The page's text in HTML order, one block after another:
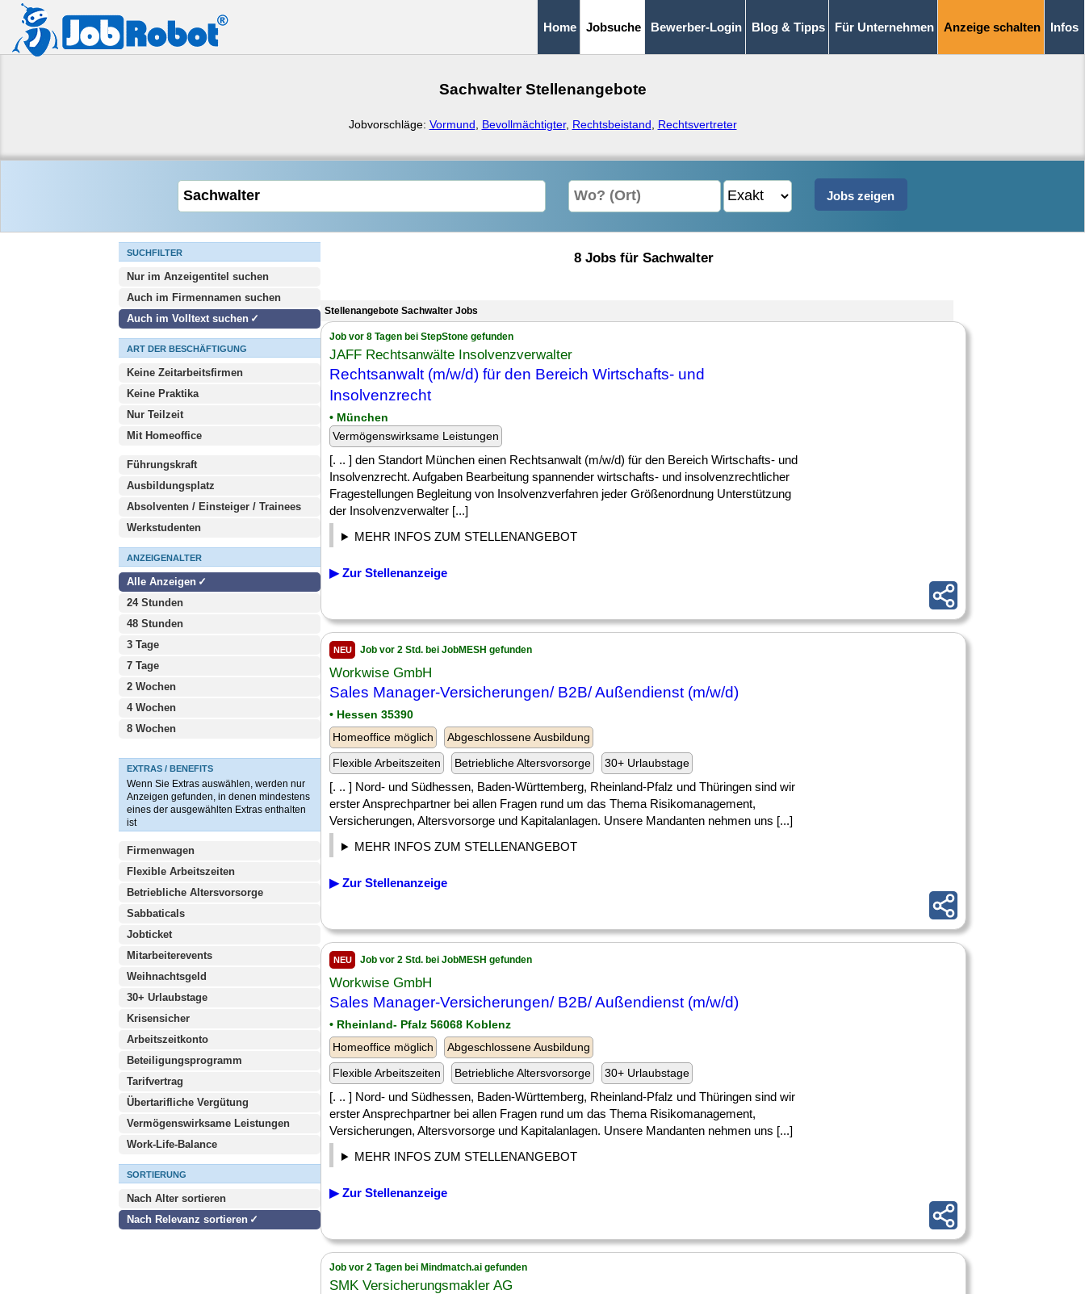
Home Jobsuche Bewerber-Login Blog & Tipps Für Unternehmen Anzeige schalten Infos
Sachwalter Stellenangebote
Jobvorschläge: Vormund Bevollmächtigter, Rechtsbeistand Rechtsvertreter
SUCHFILTER
Nur im Anzeigentitel suchen
Auch im Firmennamen suchen
Auch im Volltext suchen
ART DER BESCHÄFTIGUNG
Keine Zeitarbeitsfirmen
Keine Praktika
Nur Teilzeit
Mit Homeoffice
Führungskraft
Ausbildungsplatz
Absolventen / Einsteiger / Trainees
Werkstudenten
ANZEIGENALTER
Alle Anzeigen
24 Stunden
48 Stunden
3 Tage
7 Tage
2 Wochen
4 Wochen
8 Wochen
EXTRAS / BENEFITS
Wenn Sie Extras auswählen, werden nur
Anzeigen gefunden, in denen mindestens
eines der ausgewählten Extras enthalten
ist
Firmenwagen
Flexible Arbeitszeiten
Betriebliche Altersvorsorge
Sabbaticals
Jobticket
Mitarbeiterevents
Weihnachtsgeld
30+ Urlaubstage
Krisensicher
Arbeitszeitkonto
Beteiligungsprogramm
Tarifvertrag
Übertarifliche Vergütung
Vermögenswirksame Leistungen
Work-Life-Balance
SORTIERUNG
Nach Alter sortieren
Nach Relevanz sortieren
8 Jobs für Sachwalter
Stellenangebote Sachwalter Jobs
Job vor 8 Tagen bei StepStone gefunden
JAFF Rechtsanwälte Insolvenzverwalter
Rechtsanwalt (m/w/d) für den Bereich Wirtschafts- und
Insolvenzrecht
• München
Vermögenswirksame Leistungen
[. .. ] den Standort München einen Rechtsanwalt (m/w/d) für den Bereich Wirtschafts- und
Insolvenzrecht. Aufgaben Bearbeitung spannender wirtschafts- und insolvenzrechtlicher
Fragestellungen Begleitung von Insolvenzverfahren jeder Größenordnung Unterstützung
der Insolvenzverwalter [...]
MEHR INFOS ZUM STELLENANGEBOT
▶ Zur Stellenanzeige
NEU Job vor 2 Std. bei JobMESH gefunden
Workwise GmbH
Sales Manager-Versicherungen/ B2B/ Außendienst (m/w/d)
• Hessen 35390
Homeoffice möglich
Abgeschlossene Ausbildung
Flexible Arbeitszeiten
Betriebliche Altersvorsorge 30+ Urlaubstage
[. .. ] Nord- und Südhessen, Baden-Württemberg, Rheinland-Pfalz und Thüringen sind wir
erster Ansprechpartner bei allen Fragen rund um das Thema Risikomanagement,
Versicherungen, Altersvorsorge und Kapitalanlagen. Unsere Mandanten nehmen uns [...]
MEHR INFOS ZUM STELLENANGEBOT
▶ Zur Stellenanzeige
NEU Job vor 2 Std. bei JobMESH gefunden
Workwise GmbH
Sales Manager-Versicherungen/ B2B/ Außendienst (m/w/d)
• Rheinland- Pfalz 56068 Koblenz
Homeoffice möglich
Abgeschlossene Ausbildung
Flexible Arbeitszeiten
Betriebliche Altersvorsorge 30+ Urlaubstage
[. .. ] Nord- und Südhessen, Baden-Württemberg, Rheinland-Pfalz und Thüringen sind wir
erster Ansprechpartner bei allen Fragen rund um das Thema Risikomanagement,
Versicherungen, Altersvorsorge und Kapitalanlagen. Unsere Mandanten nehmen uns [...]
MEHR INFOS ZUM STELLENANGEBOT
▶ Zur Stellenanzeige
Job vor 2 Tagen bei Mindmatch.ai gefunden
SMK Versicherungsmakler AG